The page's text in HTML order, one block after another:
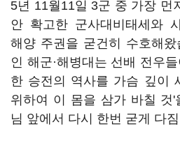
5년 11월11일 3군 중 가장 먼
안 확고한 군사대비태세와
해양 주권을 굳건히 수호해왔
인 해군·해병대는 선배 전우
한 승전의 역사를 가슴 깊이
위하여 이 몸을 삼가 바칠 것
님 앞에서 다시 한번 굳게 다